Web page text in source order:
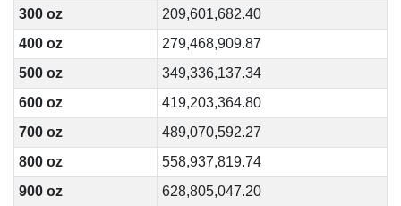
300 oz
209,601,682.40
400 oz
279,468,909.87
500 oz
349,336,137.34
600 oz
419,203,364.80
700 oz
489,070,592.27
800 oz
558,937,819.74
900 oz
628,805,047.20